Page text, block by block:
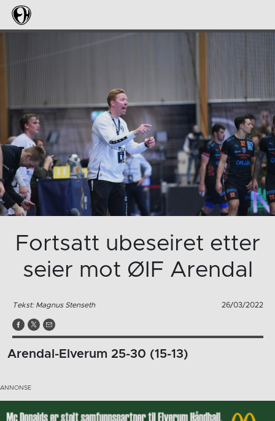
Fortsatt ubeseiret etter
seier mot ØIF Arendal
Tekst: Magnus Stenseth 26/03/2022
Arendal-Elverum 25-30 (15-13)